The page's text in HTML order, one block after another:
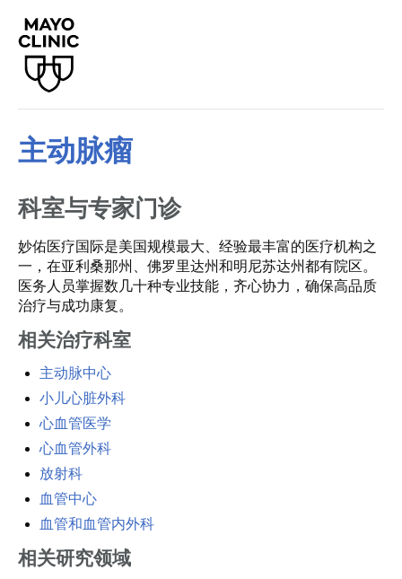
主动脉瘤
科室与专家门诊
妙佑医疗国际是美国规模最大、经验最丰富的医疗机构之
一，在亚利桑那州、佛罗里达州和明尼苏达州都有院区。
医务人员掌握数几十种专业技能，齐心协力，确保高品质
治疗与成功康复。
相关治疗科室
主动脉中心
小儿心脏外科
心血管医学
心血管外科
放射科
血管中心
血管和血管内外科
相关研究领域